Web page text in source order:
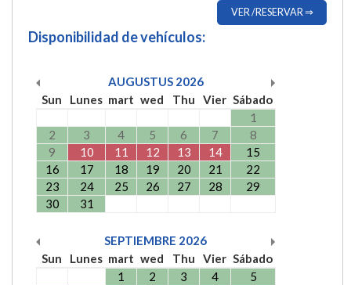
VER /RESERVAR ⇒
Disponibilidad de vehículos:
AUGUSTUS 2026
Sun
Lunes mart wed Thu Vier Sábado
1
2
3 4 5 6 7
8
9
10 11 12 13 14
15
16
17 18 19 20 21
22
23
24 25 26 27 28
29
30
31
SEPTIEMBRE 2026
Sun
Lunes mart wed Thu Vier Sábado
1
2 3 4
5